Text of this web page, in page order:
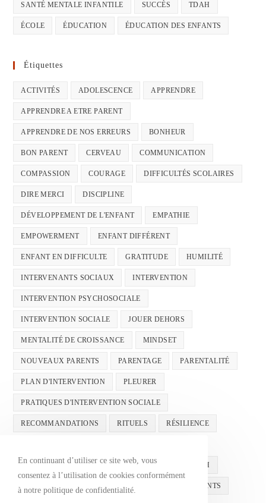
SANTÉ MENTALE INFANTILE SUCCÈS TDAH
ÉCOLE ÉDUCATION ÉDUCATION DES ENFANTS
Étiquettes
ACTIVITÉS ADOLESCENCE APPRENDRE
APPRENDRE A ETRE PARENT
APPRENDRE DE NOS ERREURS BONHEUR
BON PARENT CERVEAU COMMUNICATION
COMPASSION COURAGE DIFFICULTÉS SCOLAIRES
DIRE MERCI DISCIPLINE
DÉVELOPPEMENT DE L'ENFANT EMPATHIE
EMPOWERMENT ENFANT DIFFÉRENT
ENFANT EN DIFFICULTE GRATITUDE HUMILITÉ
INTERVENANTS SOCIAUX INTERVENTION
INTERVENTION PSYCHOSOCIALE
INTERVENTION SOCIALE JOUER DEHORS
MENTALITÉ DE CROISSANCE MINDSET
NOUVEAUX PARENTS PARENTAGE PARENTALITÉ
PLAN D'INTERVENTION PLEURER
PRATIQUES D'INTERVENTION SOCIALE
RECOMMANDATIONS RITUELS RÉSILIENCE
SANTÉ MENTALE INFANTILE SUCCÈS TDAH
ÉCOLE ÉDUCATION ÉDUCATION DES ENFANTS
En continuant d’utiliser ce site web, vous
consentez à l’utilisation de cookies conformément
à notre politique de confidentialité.